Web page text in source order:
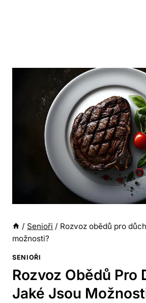
/ Senioři / Rozvoz obědů pro
možnosti?
SENIOŘI
Rozvoz Obědů Pro
Jaké Jsou